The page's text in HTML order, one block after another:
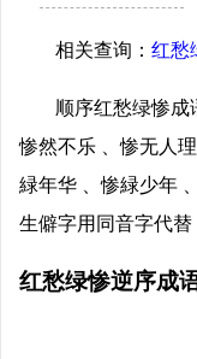
相关查询： 红愁
顺序红愁绿惨成
惨然不乐 、惨无人
緑年华 、惨緑少年
生僻字用同音字代替
红愁绿惨逆序成